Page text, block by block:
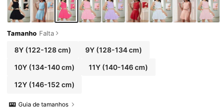
Tamanho Falta
8Y(122-128 cm) 9Y (128-134 cm)
10Y(134-140 cm) 11Y (140-146 cm)
12Y(146-152 cm)
Guia de tamanhos